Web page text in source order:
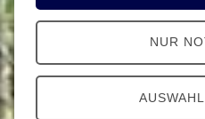
NUR